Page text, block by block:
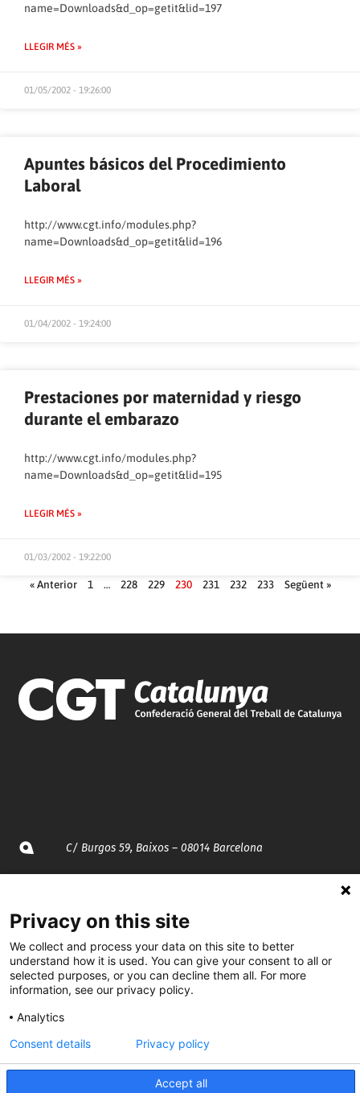
name=Downloads&d_op=getit&lid=197
LLEGIR MÉS »
01/05/2002 - 19:26:00
Apuntes básicos del Procedimiento
Laboral
http://www.cgt.info/modules.php?
name=Downloads&d_op=getit&lid=196
LLEGIR MÉS »
01/04/2002 - 19:24:00
Prestaciones por maternidad y riesgo
durante el embarazo
http://www.cgt.info/modules.php?
name=Downloads&d_op=getit&lid=195
LLEGIR MÉS »
01/03/2002 - 19:22:00
« Anterior 1 … 228 229 230 231 232 233 Següent »
C/ Burgos 59, Baixos – 08014 Barcelona
935 120 481
@CGTCatalunya
CGTCatalunya
cgtcatalunya
Privacy on this site
We collect and process your data on this site to better
understand how it is used. You can give your consent to all or
selected purposes, or you can decline them all. For more
information, see our privacy policy.
Analytics
Accept all
Consent details Privacy policy